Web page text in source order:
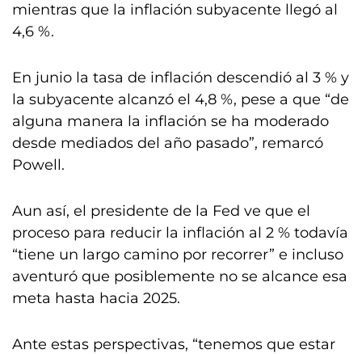
mientras que la inflación subyacente llegó al
4,6 %.
En junio la tasa de inflación descendió al 3 % y
la subyacente alcanzó el 4,8 %, pese a que “de
alguna manera la inflación se ha moderado
desde mediados del año pasado”, remarcó
Powell.
Aun así, el presidente de la Fed ve que el
proceso para reducir la inflación al 2 % todavía
“tiene un largo camino por recorrer” e incluso
aventuró que posiblemente no se alcance esa
meta hasta hacia 2025.
Ante estas perspectivas, “tenemos que estar